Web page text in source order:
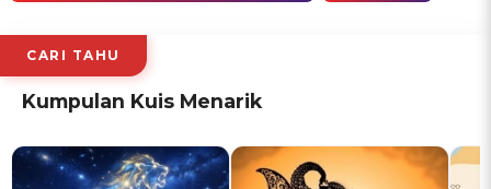
CARI TAHU
Kumpulan Kuis Menarik